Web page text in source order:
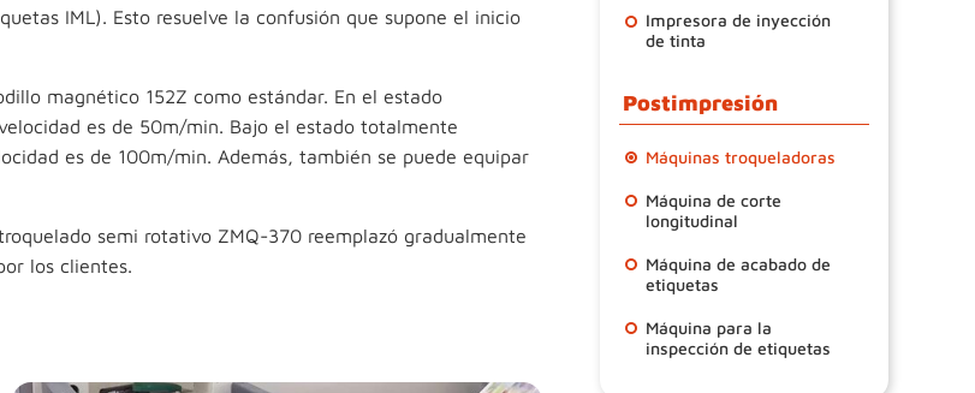
IML). Esto resuelve la confusión que supone el inicio
magnético 152Z como estándar. En el estado
es de 50m/min. Bajo el estado totalmente
es de 100m/min. Además, también se puede equipar
semi rotativo ZMQ-370 reemplazó gradualmente
los clientes.
Impresora de inyección
de tinta
Postimpresión
Máquinas troqueladoras
Máquina de corte
longitudinal
Máquina de acabado de
etiquetas
Máquina para la
inspección de etiquetas